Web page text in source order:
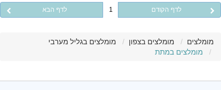
לדף הקודם 1 לדף הבא
מומלצים מומלצים בצפון
מומלצים בגליל מערבי
מומלצים במתת